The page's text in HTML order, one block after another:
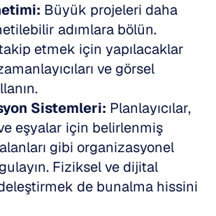
Büyük projeleri daha
adımlara bölün.
etmek için yapılacaklar
ve görsel
Sistemleri: Planlayıcılar,
eşyalar için belirlenmiş
gibi organizasyonel
Fiziksel ve dijital
de bunalma hissini